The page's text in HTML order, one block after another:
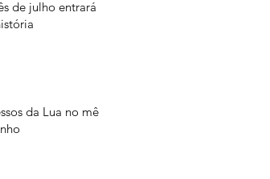
de julho entrará
da Lua no mês